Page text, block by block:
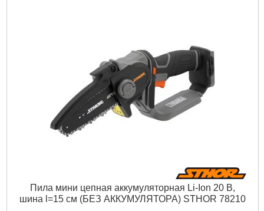
Пила мини цепная аккумуляторная Li-Ion 20 В,
шина l=15 см (БЕЗ АККУМУЛЯТОРА) STHOR 78210